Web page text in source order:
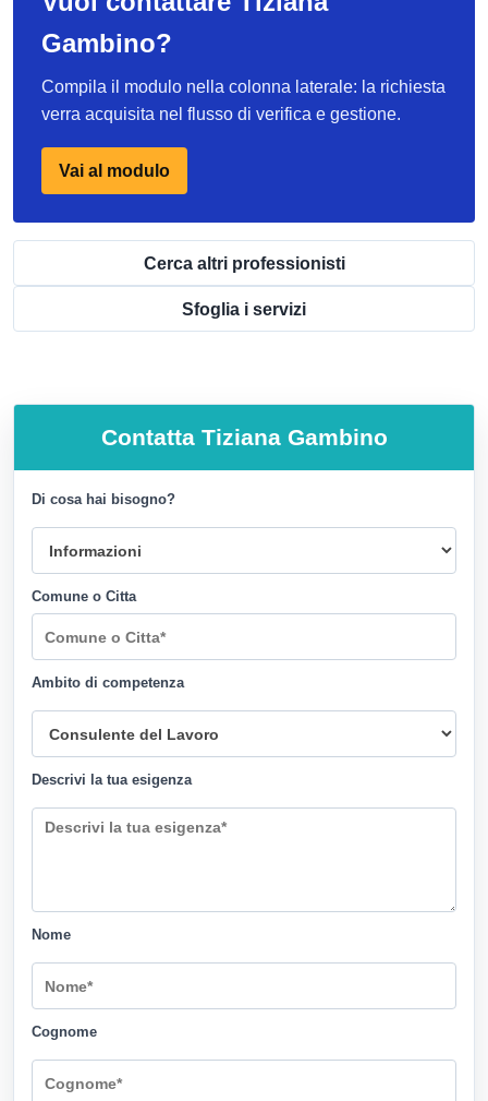
Gambino?
Compila il modulo nella colonna laterale: la richiesta
verra acquisita nel flusso di verifica e gestione.
Vai al modulo
Cerca altri professionisti
Sfoglia i servizi
Contatta Tiziana Gambino
Di cosa hai bisogno?
Comune o Citta
Ambito di competenza
Descrivi la tua esigenza
Nome
Cognome